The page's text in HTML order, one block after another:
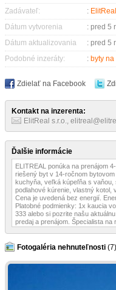
Zadávateľ:
: ElitReal
Dátum vytvorenia
: pred 5
Dátum aktualizovania
: pred 5
Podobné inzeráty:
: byty
Zdielať na Facebook
Kontakt na inzerenta:
ElitReal s.r.o.,
Ďalšie informácie
ELITREAL ponúka na prenájom
riešený byt v 14-ročnom
kuchyňa, veľká kúpeľňa s vaňou,
podlahové kúrenie, vlastný kotol,
Cena je uvedená bez energií.
Platobné podmienky: 1x kaucia
333 alebo si pozrite našu
predaj a prenájom. Špecialista na
Fotogaléria nehnuteľnosti (7)